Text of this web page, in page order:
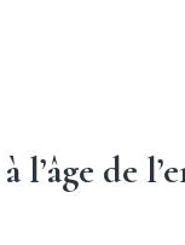
l’âge de